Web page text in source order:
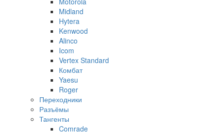
Midland
Hytera
Kenwood
Alinco
Icom
Vertex Standard
Комбат
Yaesu
Roger
Переходники
Разъёмы
Тангенты
Comrade